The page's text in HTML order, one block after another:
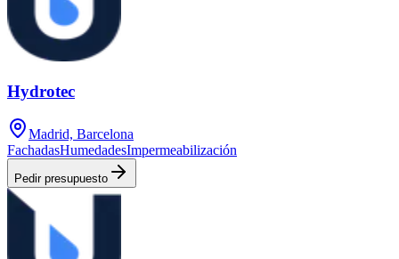
Hydrotec
Madrid, Barcelona
FachadasHumedadesImpermeabilización
Pedir presupuesto